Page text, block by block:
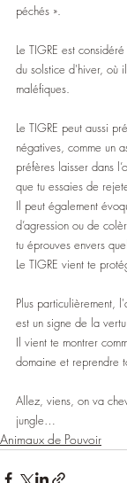
péchés ».
Le TIGRE est
du solstice d'hiver, où
maléfiques.
Le TIGRE peut aussi
négatives, comme un
préfères laisser dans
que tu essaies de
Il peut également
d’agression ou de
tu éprouves envers
Le TIGRE vient te
Plus particulièrement,
est un signe de la
Il vient te montrer
domaine et reprendre
Allez, viens, on va
jungle…
Animaux de Pouvoir